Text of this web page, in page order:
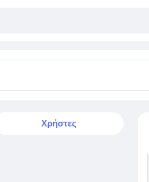
Χρήστες